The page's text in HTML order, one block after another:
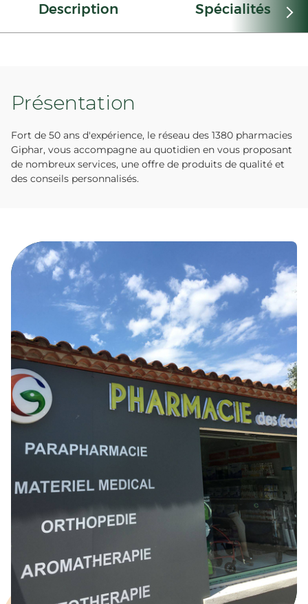
Description Spécialités
Présentation
Fort de 50 ans d'expérience, le réseau des 1380 pharmacies
Giphar, vous accompagne au quotidien en vous proposant
de nombreux services, une offre de produits de qualité et
des conseils personnalisés.